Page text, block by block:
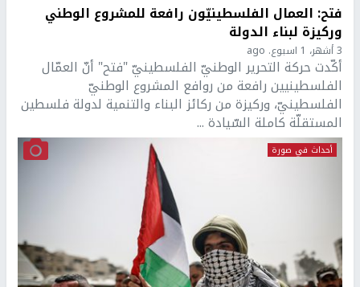
فتح: العمال الفلسطينيّون رافعة للمشروع الوطني
وركيزة لبناء الدولة
3 أشهر، 1 اسبوع. ago
أكّدت حركة التحرير الوطنيّ الفلسطينيّ "فتح" أنّ العمّال
الفلسطينيين رافعة من روافع المشروع الوطنيّ
الفلسطينيّ، وركيزة من ركائز البناء والتنمية لدولة فلسطين
المستقلّة كاملة السّيادة ...
أحداث في صورة